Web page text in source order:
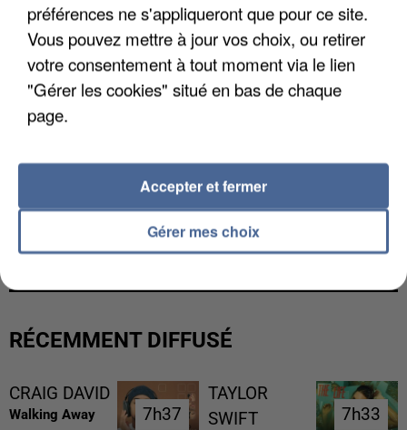
L’UN DES FONDATEURS SUPPOSÉS DE LA DZ
MAFIA INTERPELLÉ EN ALGÉRIE
RÉCEMMENT DIFFUSÉ
CRAIG DAVID
Walking Away 7h37
7h37
TAYLOR
SWIFT
7h33
7h33
préférences ne s'appliqueront que pour ce site.
Vous pouvez mettre à jour vos choix, ou retirer
votre consentement à tout moment via le lien
"Gérer les cookies" situé en bas de chaque
page.
Gérer mes choix
Accepter et fermer